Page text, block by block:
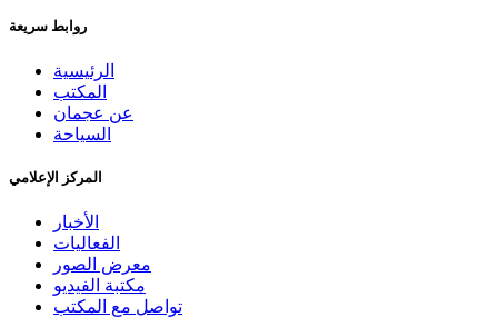
روابط سريعة
الرئيسية
المكتب
عن عجمان
السياحة
المركز الإعلامي
الأخبار
الفعاليات
معرض الصور
مكتبة الفيديو
تواصل مع المكتب